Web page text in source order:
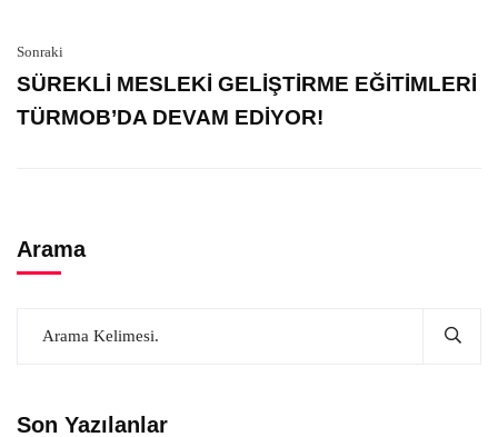
Sonraki
SÜREKLİ MESLEKİ GELİŞTİRME EĞİTİMLERİ
TÜRMOB’DA DEVAM EDİYOR!
Arama
Son Yazılanlar